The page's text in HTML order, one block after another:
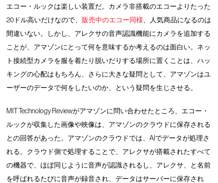
エコー・ルックは楽しい装置だ。カメラ非搭載のエコーよりたった
20ドル高いだけなので、 販売中のエコー同様 、人気商品になるのは
間違いない。しかし、アレクサの音声認識機能にカメラを追加する
ことが、アマゾンにとって何を意味するか考えるのは面白い。ネッ
ト接続型カメラを服を着たり脱いだりする場所に置くことは、ハッ
キングの心配はもちろん、さらに大きな疑問として、アマゾンはユ
ーザーのデータで何をしたいのか、という疑問を生じさせる。
MIT Technology Reviewがアマゾンに問い合わせたところ、エコー・
ルックが収集した画像や映像は、アマゾンのクラウドに保存される
との回答があった。アマゾンのクラウドでは、AIでデータが処理さ
れる。クラウド側で処理することで、アレクサが搭載されたすべて
の機器で、ほぼ同じように音声が認識されるし、アレクサ、と名前
を呼ばれるたびに音声が録音され、データはサーバーに保存され